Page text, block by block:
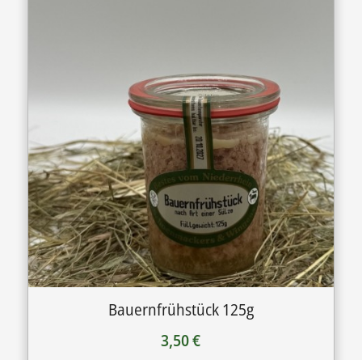
Bauernfrühstück 125g
3,50€